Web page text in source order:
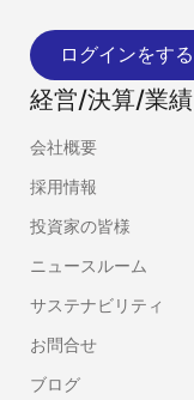
ログインをする
経営/決算/業績
会社概要
採用情報
投資家の皆様
ニュースルーム
サステナビリティ
お問合せ
ブログ